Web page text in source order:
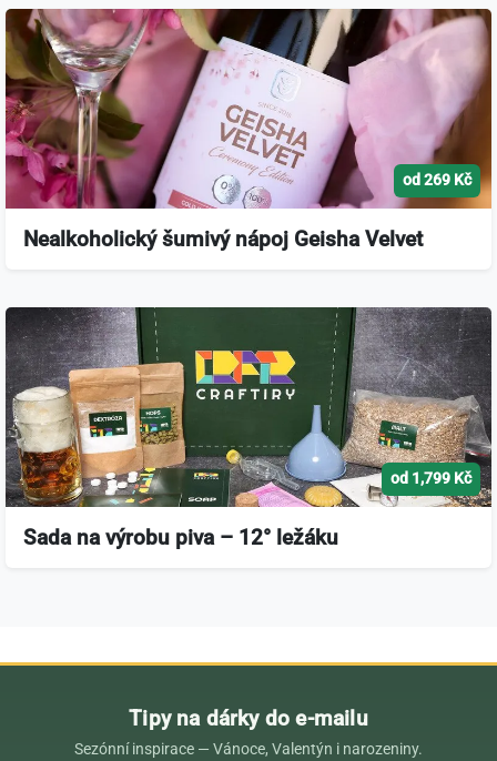
od 269 Kč
Nealkoholický šumivý nápoj Geisha Velvet
od 1,799 Kč
Sada na výrobu piva – 12° ležáku
Tipy na dárky do e-mailu
Sezónní inspirace — Vánoce, Valentýn i narozeniny.